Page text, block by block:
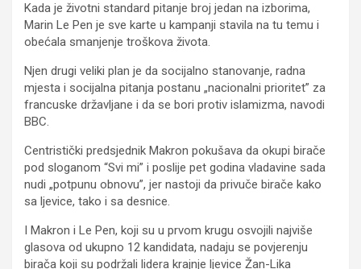
Kada je životni standard pitanje broj jedan na izborima,
Marin Le Pen je sve karte u kampanji stavila na tu temu i
obećala smanjenje troškova života.
Njen drugi veliki plan je da socijalno stanovanje, radna
mjesta i socijalna pitanja postanu „nacionalni prioritet” za
francuske državljane i da se bori protiv islamizma, navodi
BBC.
Centristički predsjednik Makron pokušava da okupi birače
pod sloganom “Svi mi” i poslije pet godina vladavine sada
nudi „potpunu obnovu”, jer nastoji da privuče birače kako
sa ljevice, tako i sa desnice.
I Makron i Le Pen, koji su u prvom krugu osvojili najviše
glasova od ukupno 12 kandidata, nadaju se povjerenju
birača koji su podržali lidera krajnje ljevice Žan-Lika